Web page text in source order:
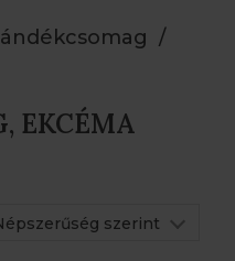
EKCÉMA
szerint